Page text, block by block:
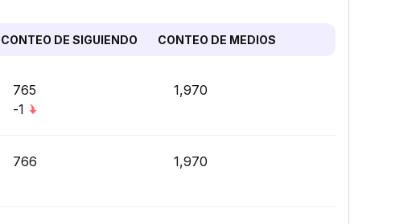
CONTEO DE SIGUIENDO CONTEO DE MEDIOS
765
-1
1,970
766 1,970